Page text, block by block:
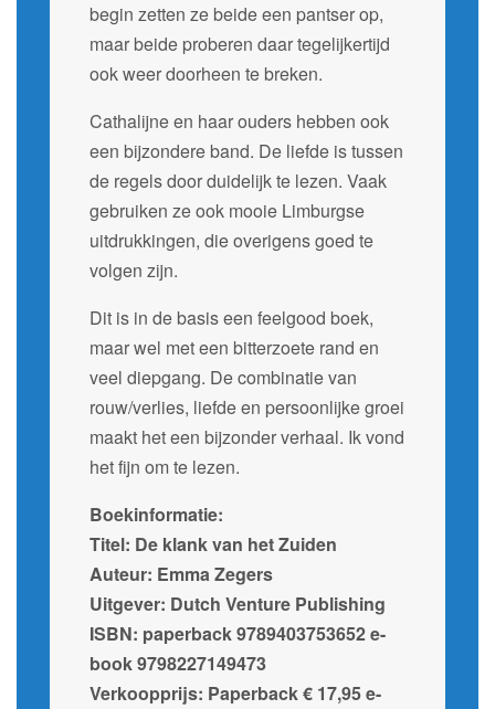
begin zetten ze beide een pantser op,
maar beide proberen daar tegelijkertijd
ook weer doorheen te breken.
Cathalijne en haar ouders hebben ook
een bijzondere band. De liefde is tussen
de regels door duidelijk te lezen. Vaak
gebruiken ze ook mooie Limburgse
uitdrukkingen, die overigens goed te
volgen zijn.
Dit is in de basis een feelgood boek,
maar wel met een bitterzoete rand en
veel diepgang. De combinatie van
rouw/verlies, liefde en persoonlijke groei
maakt het een bijzonder verhaal. Ik vond
het fijn om te lezen.
Boekinformatie:
Titel: De klank van het Zuiden
Auteur: Emma Zegers
Uitgever: Dutch Venture Publishing
ISBN: paperback 9789403753652 e-
book 9798227149473
Verkoopprijs: Paperback € 17,95 e-